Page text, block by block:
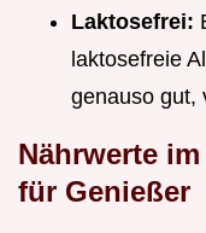
Laktosefrei:
laktosefreie
genauso gut,
Nährwerte
für Genießer